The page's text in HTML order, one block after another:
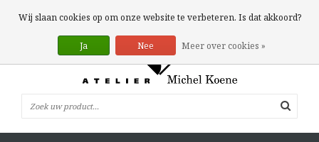
0 Artikelen
Wij slaan cookies op om onze website te verbeteren. Is dat akkoord?
Ja Nee Meer over cookies »